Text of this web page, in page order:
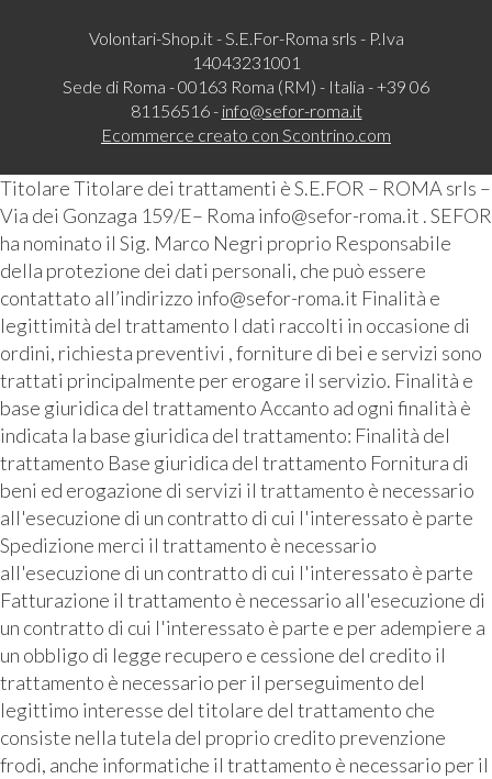
Volontari-Shop.it - S.E.For-Roma srls - P.Iva
14043231001
Sede di Roma - 00163 Roma (RM) - Italia - +39 06
81156516 - info@sefor-roma.it
Ecommerce creato con Scontrino.com
Titolare Titolare dei trattamenti è S.E.FOR – ROMA srls –
Via dei Gonzaga 159/E– Roma info@sefor-roma.it . SEFOR
ha nominato il Sig. Marco Negri proprio Responsabile
della protezione dei dati personali, che può essere
contattato all’indirizzo info@sefor-roma.it Finalità e
legittimità del trattamento I dati raccolti in occasione di
ordini, richiesta preventivi , forniture di bei e servizi sono
trattati principalmente per erogare il servizio. Finalità e
base giuridica del trattamento Accanto ad ogni finalità è
indicata la base giuridica del trattamento: Finalità del
trattamento Base giuridica del trattamento Fornitura di
beni ed erogazione di servizi il trattamento è necessario
all'esecuzione di un contratto di cui l'interessato è parte
Spedizione merci il trattamento è necessario
all'esecuzione di un contratto di cui l'interessato è parte
Fatturazione il trattamento è necessario all'esecuzione di
un contratto di cui l'interessato è parte e per adempiere a
un obbligo di legge recupero e cessione del credito il
trattamento è necessario per il perseguimento del
legittimo interesse del titolare del trattamento che
consiste nella tutela del proprio credito prevenzione
frodi, anche informatiche il trattamento è necessario per il